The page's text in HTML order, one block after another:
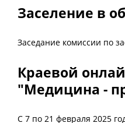
Заселение в
Заседание комиссии по
Краевой
"Медицина -
С 7 по 21 февраля 2025